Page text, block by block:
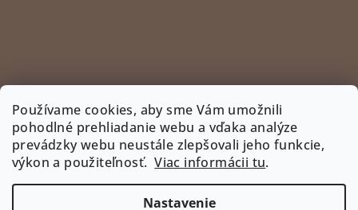
Používame cookies, aby sme Vám umožnili
pohodlné prehliadanie webu a vďaka analýze
prevádzky webu neustále zlepšovali jeho funkcie,
výkon a použiteľnosť.Viac informácii tu.
Nastavenie
Sledovať na Instagrame
INSTAGRAM